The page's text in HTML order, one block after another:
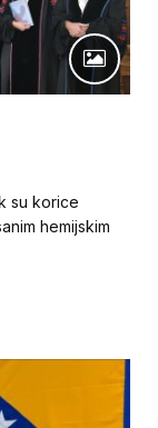
su korice
hemijskim